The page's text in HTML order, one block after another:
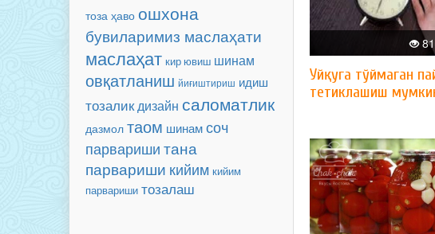
тоза ҳаво ошхона
бувиларимиз маслаҳати
маслаҳат кир ювиш шинам
овқатланиш йиғиштириш идиш
тозаликдизайн саломатлик
дазмол таом шинамсоч
парваришитана
парвариши кийим кийим
парвариши тозалаш
Уйқуга тўймаган
тетиклашиш